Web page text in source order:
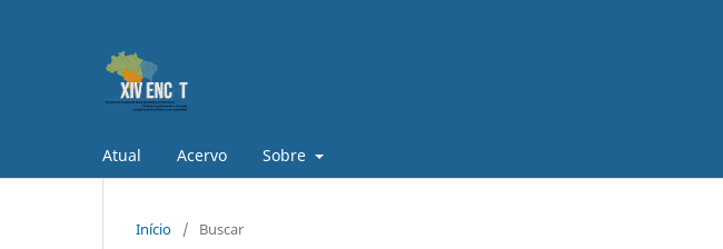
Atual Acervo Sobre
Início / Buscar